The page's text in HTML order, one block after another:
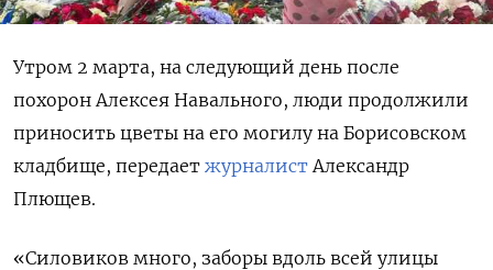
Утром 2 марта, на следующий день после
похорон Алексея Навального, люди продолжили
приносить цветы на его могилу на Борисовском
кладбище, передает журналист Александр
Плющев.
«Силовиков много, заборы вдоль всей улицы